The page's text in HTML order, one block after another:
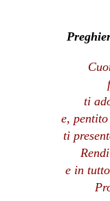
ti
e,
ti
e in